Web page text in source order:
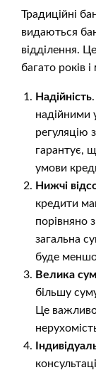
Традиційні
видаються
відділення.
багато років
Надійність
надійними
регуляцію
гарантує,
умови
Нижчі
кредити
порівняно
загальна
буде
Велика
більшу
Це